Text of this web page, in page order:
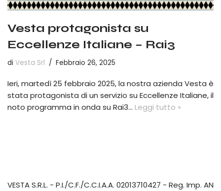
Vesta protagonista su
Eccellenze Italiane – Rai3
di Vesta Srl Febbraio 26, 2025
Ieri, martedì 25 febbraio 2025, la nostra azienda Vesta è
stata protagonista di un servizio su Eccellenze Italiane, il
noto programma in onda su Rai3… Leggi tutto »
VESTA S.R.L. - P.I./C.F./C.C.I.A.A. 02013710427 - Reg. Imp. AN